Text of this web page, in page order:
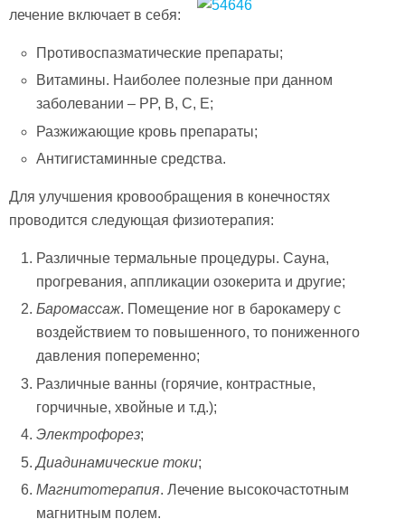
лечение включает в себя:
Противоспазматические препараты;
Витамины. Наиболее полезные при данном
заболевании – PP, B, C, E;
Разжижающие кровь препараты;
Антигистаминные средства.
Для улучшения кровообращения в конечностях
проводится следующая физиотерапия:
Различные термальные процедуры. Сауна,
прогревания, аппликации озокерита и другие;
Баромассаж. Помещение ног в барокамеру с
воздействием то повышенного, то пониженного
давления попеременно;
Различные ванны (горячие, контрастные,
горчичные, хвойные и т.д.);
Электрофорез;
Диадинамические токи;
Магнитотерапия. Лечение высокочастотным
магнитным полем.